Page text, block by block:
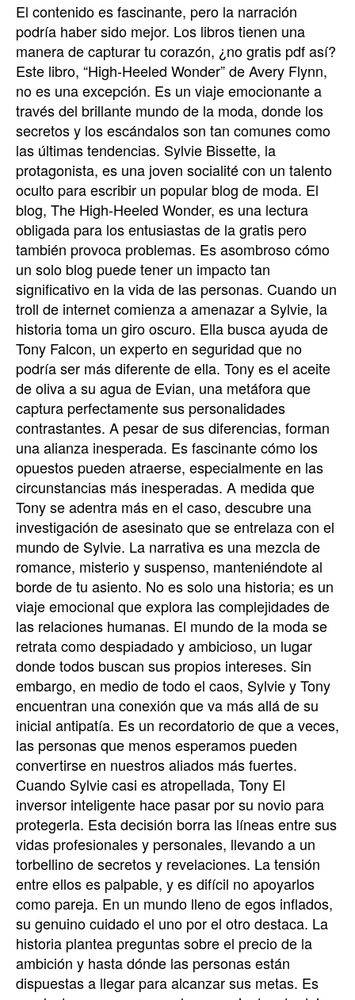
El contenido es fascinante, pero la narración
podría haber sido mejor. Los libros tienen una
manera de capturar tu corazón, ¿no gratis pdf así?
Este libro, “High-Heeled Wonder” de Avery Flynn,
no es una excepción. Es un viaje emocionante a
través del brillante mundo de la moda, donde los
secretos y los escándalos son tan comunes como
las últimas tendencias. Sylvie Bissette, la
protagonista, es una joven socialité con un talento
oculto para escribir un popular blog de moda. El
blog, The High-Heeled Wonder, es una lectura
obligada para los entusiastas de la gratis pero
también provoca problemas. Es asombroso cómo
un solo blog puede tener un impacto tan
significativo en la vida de las personas. Cuando un
troll de internet comienza a amenazar a Sylvie, la
historia toma un giro oscuro. Ella busca ayuda de
Tony Falcon, un experto en seguridad que no
podría ser más diferente de ella. Tony es el aceite
de oliva a su agua de Evian, una metáfora que
captura perfectamente sus personalidades
contrastantes. A pesar de sus diferencias, forman
una alianza inesperada. Es fascinante cómo los
opuestos pueden atraerse, especialmente en las
circunstancias más inesperadas. A medida que
Tony se adentra más en el caso, descubre una
investigación de asesinato que se entrelaza con el
mundo de Sylvie. La narrativa es una mezcla de
romance, misterio y suspenso, manteniéndote al
borde de tu asiento. No es solo una historia; es un
viaje emocional que explora las complejidades de
las relaciones humanas. El mundo de la moda se
retrata como despiadado y ambicioso, un lugar
donde todos buscan sus propios intereses. Sin
embargo, en medio de todo el caos, Sylvie y Tony
encuentran una conexión que va más allá de su
inicial antipatía. Es un recordatorio de que a veces,
las personas que menos esperamos pueden
convertirse en nuestros aliados más fuertes.
Cuando Sylvie casi es atropellada, Tony El
inversor inteligente hace pasar por su novio para
protegerla. Esta decisión borra las líneas entre sus
vidas profesionales y personales, llevando a un
torbellino de secretos y revelaciones. La tensión
entre ellos es palpable, y es difícil no apoyarlos
como pareja. En un mundo lleno de egos inflados,
su genuino cuidado el uno por el otro destaca. La
historia plantea preguntas sobre el precio de la
ambición y hasta dónde las personas están
dispuestas a llegar para alcanzar sus metas. Es